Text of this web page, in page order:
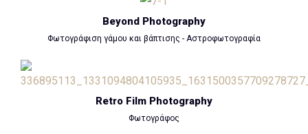
Beyond Photography
Φωτογράφιση γάμου και βάπτισης - Αστροφωτογραφία
Retro Film Photography
Φωτογράφος